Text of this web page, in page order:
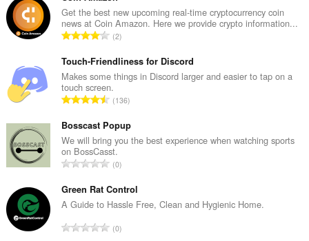
н
а
к
ў
:
Get the best new upcoming real-time cryptocurrency coin
news at Coin Amazon. Here we provide crypto information...
А
з
н
а
к
ў
:
2
Touch-Friendliness for Discord
Makes some things in Discord larger and easier to tap on a
touch screen.
А
з
н
а
к
ў
:
136
Bosscast Popup
We will bring you the best experience when watching sports
on BossCasst.
А
з
н
к
0
Green Rat Control
A Guide to Hassle Free, Clean and Hygienic Home.
А0